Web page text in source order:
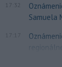
17:32
Samuela